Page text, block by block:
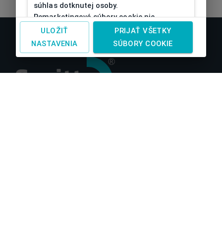
súhlas dotknutej osoby.
Remarketingové súbory cookie nie
je možné bez takéhoto súhlasu
používať
ULOŽIŤ
NASTAVENIA
PRIJAŤ VŠETKY
SÚBORY COOKIE